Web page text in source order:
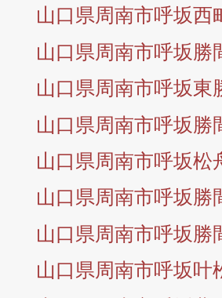
山口県周南市呼坂西
山口県周南市呼坂勝
山口県周南市呼坂東
山口県周南市呼坂勝
山口県周南市呼坂松
山口県周南市呼坂勝
山口県周南市呼坂勝
山口県周南市呼坂叶